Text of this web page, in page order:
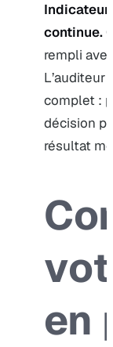
continue.
rempli
complet :
décision
résultat
en